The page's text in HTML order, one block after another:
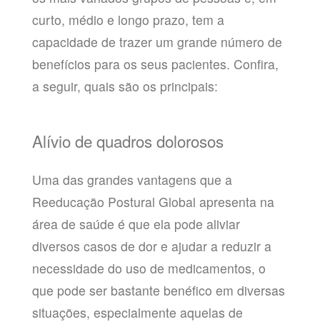
curto, médio e longo prazo, tem a
capacidade de trazer um grande número de
benefícios para os seus pacientes. Confira,
a seguir, quais são os principais:
Alívio de quadros dolorosos
Uma das grandes vantagens que a
Reeducação Postural Global apresenta na
área de saúde é que ela pode aliviar
diversos casos de dor e ajudar a reduzir a
necessidade do uso de medicamentos, o
que pode ser bastante benéfico em diversas
situações, especialmente aquelas de